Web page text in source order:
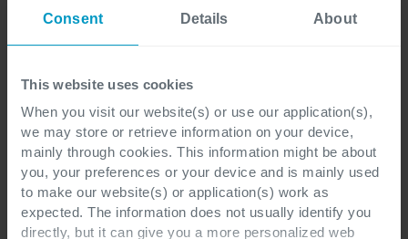
Consent Details About
This website uses cookies
When you visit our website(s) or use our application(s),
we may store or retrieve information on your device,
mainly through cookies. This information might be about
you, your preferences or your device and is mainly used
to make our website(s) or application(s) work as
expected. The information does not usually identify you
directly, but it can give you a more personalized web
aan aan veranderende
behoeften
Monitoring zorgen
metrics. Wezijn klaaromeen allesomvattende
'digital experience management'- aanpak aan te
bieden, Observability genaamd
, die monitoring
omvat vaninfrastructuurbeheer tot
applicatieperformantie, om zoeen grondigeend-
to-end- keten te garanderen.